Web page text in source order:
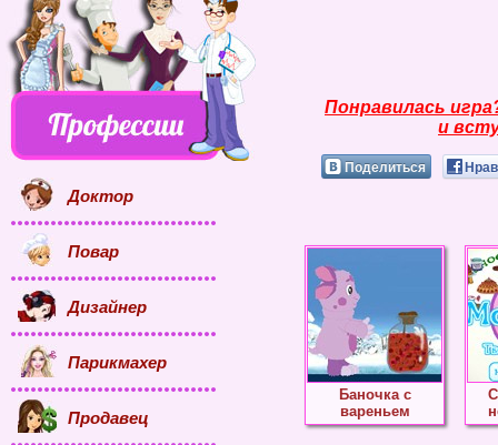
Понравилась
и
Поделиться
Баночка с
вареньем
Доктор
Повар
Дизайнер
Парикмахер
Продавец